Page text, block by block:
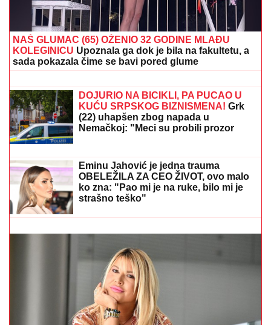
NAŠ GLUMAC (65) OŽENIO 32 GODINE MLAĐU
KOLEGINICU Upoznala ga dok je bila na fakultetu, a
sada pokazala čime se bavi pored glume
JASENOVIKA!Strahuje se da IMA
POVREĐENIH, sve vrvi od policije i
Hitne pomoći (FOTO, VIDEO)
(22) uhapšen zbog napada u
Nemačkoj: "Meci su probili prozor
spavaće sobe"
INSPEKCIJA UPALA NA IMANJE VLADIMIRA